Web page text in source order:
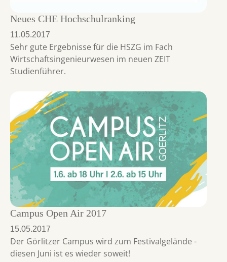
Neues CHE Hochschulranking
11.05.2017
Sehr gute Ergebnisse für die HSZG im Fach
Wirtschaftsingenieurwesen im neuen ZEIT
Studienführer.
Campus Open Air 2017
15.05.2017
Der Görlitzer Campus wird zum Festivalgelände -
diesen Juni ist es wieder soweit!